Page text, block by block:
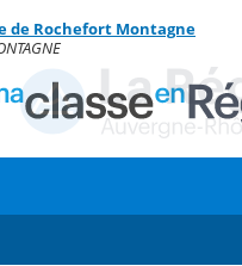
de Rochefort Montagne